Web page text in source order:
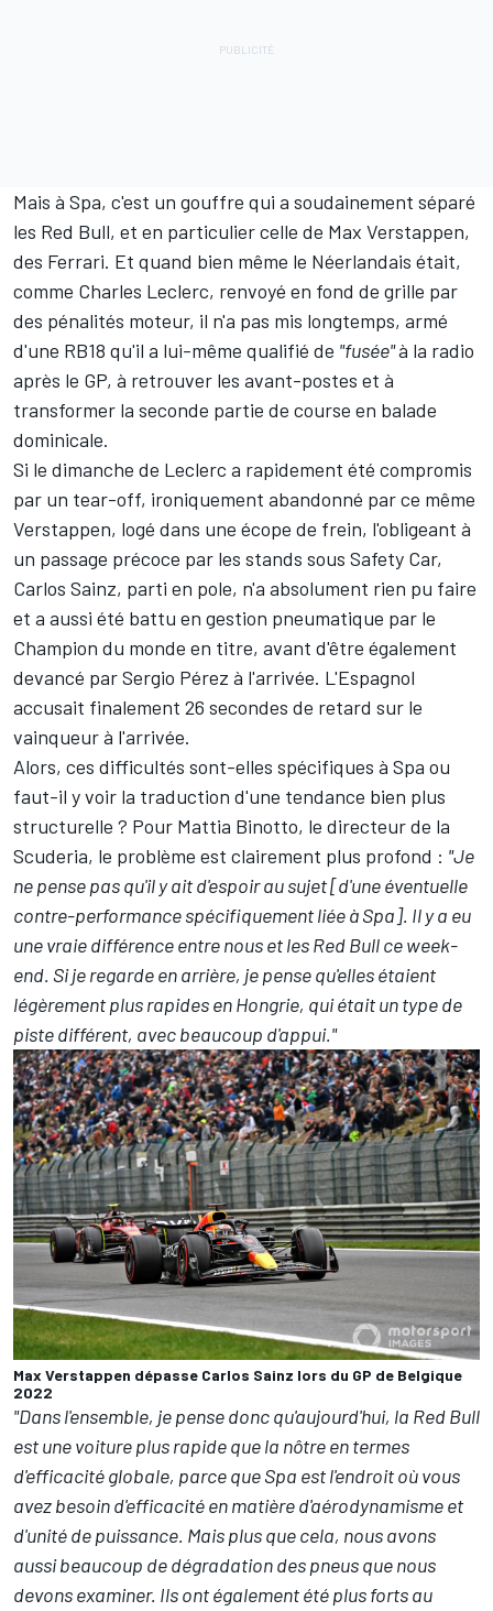
Mais à Spa, c'est un gouffre qui a soudainement séparé
les Red Bull, et en particulier celle de Max Verstappen,
des Ferrari. Et quand bien même le Néerlandais était,
comme Charles Leclerc, renvoyé en fond de grille par
des pénalités moteur, il n'a pas mis longtemps, armé
d'une RB18 qu'il a lui-même qualifié de "fusée"à la radio
après le GP, à retrouver les avant-postes et à
transformer la seconde partie de course en balade
dominicale.
Si le dimanche de Leclerc a rapidement été compromis
par un tear-off, ironiquement abandonné par ce même
Verstappen, logé dans une écope de frein, l'obligeant à
un passage précoce par les stands sous Safety Car,
Carlos Sainz, parti en pole, n'a absolument rien pu faire
et a aussi été battu en gestion pneumatique par le
Champion du monde en titre, avant d'être également
devancé parSergio Pérez à l'arrivée. L'Espagnol
accusait finalement 26 secondes de retard sur le
vainqueur à l'arrivée.
Alors, ces difficultés sont-elles spécifiques à Spa ou
faut-il y voir la traduction d'une tendance bien plus
structurelle ? Pour Mattia Binotto, le directeur de la
Scuderia, le problème est clairement plus profond : "Je
ne pense pas qu'il y ait d'espoir au sujet [d'une éventuelle
contre-performance spécifiquement liée à Spa]. Il y a eu
une vraie différence entre nous et les Red Bull ce week-
end. Si je regarde en arrière, je pense qu'elles étaient
légèrement plus rapides en Hongrie, qui était un type de
piste différent, avec beaucoup d'appui."
Max Verstappen dépasse Carlos Sainz lors du GP de Belgique
2022
"Dans l'ensemble, je pense donc qu'aujourd'hui, la Red Bull
est une voiture plus rapide que la nôtre en termes
d'efficacité globale, parce que Spa est l'endroit où vous
avez besoin d'efficacité en matière d'aérodynamisme et
d'unité de puissance. Mais plus que cela, nous avons
aussi beaucoup de dégradation des pneus que nous
devons examiner. Ils ont également été plus forts au